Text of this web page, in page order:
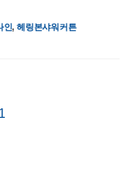
인, 헤링본샤워커튼